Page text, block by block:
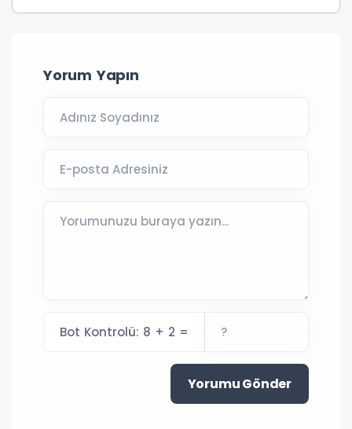
Yorum Yapın
Bot Kontrolü: 8 + 2 =
Yorumu Gönder